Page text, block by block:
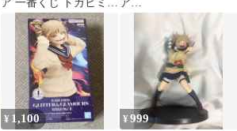
ア 一番くじ トガヒミコ
MASTERLISE B賞 開
封品
ア
GLITTER&GLAMOUR
S トガヒミコ
¥ 1,100 ¥999